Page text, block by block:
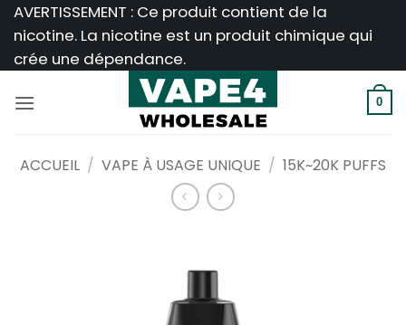
Passer
au
contenu
AVERTISSEMENT : Ce produit contient de la
nicotine. La nicotine est un produit chimique qui
crée une dépendance.
0
ACCUEIL / VAPE À USAGE UNIQUE / 15K~20K PUFFS